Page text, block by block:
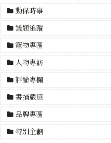
動保時事
議題追蹤
寵物專區
人物專訪
評論專欄
書摘嚴選
品牌專區
特別企劃